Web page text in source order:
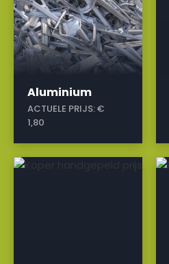
Aluminium
ACTUELE PRIJS:€
1,80
a a